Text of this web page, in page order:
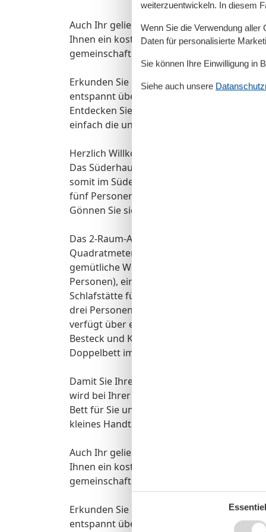
Auch Ihr geliebter Vierbeiner ist hier recht
Ihnen ein kostenfreier WLAN-Zugang zur
gemeinschaftlichen Fahrradabstellraum
Erkunden Sie Hiddensee bei
entspannt über die autofreie Insel ?
Entdecken Sie den Leuchtturm, das
einfach die unberührte Natur dieser
Herzlich Willkommen auf Hiddensee - der
Das Süderhaus mit seinem Bettenhaus
somit im Süden der Insel - im Ortsteil
fünf Personen einen Urlaub fern von Trubel
Gönnen Sie sich eine Auszeit inmitten der
Das 2-Raum-Appartement befindet sich im
Quadratmetern das perfekte
gemütliche Wohn-, Ess- und Kochbereich
Personen), einer gemütlichen Couch und
Schlafstätte für eine weitere Person
drei Personen bietet. Bereiten Sie sich in
verfügt über einen Kühlschrank, zwei
Besteck und Kochutensilien. Genießen Sie
Doppelbett im Schlafzimmer. Das
Damit Sie Ihre wohlverdiente Urlaubszeit
wird bei Ihrer Buchung automatisch ein
Bett für Sie und das für Ihre lieben
kleines Handtuch liegen bereit.
Auch Ihr geliebter Vierbeiner ist hier recht
Ihnen ein kostenfreier WLAN-Zugang zur
gemeinschaftlichen Fahrradabstellraum
Erkunden Sie Hiddensee bei
entspannt über die autofreie Insel dorthin,
weiterzuentwickeln. In diesem
Wenn Sie die Verwendung
Daten für personalisierte
Sie können Ihre Einwilligung in
Siehe auch unsere